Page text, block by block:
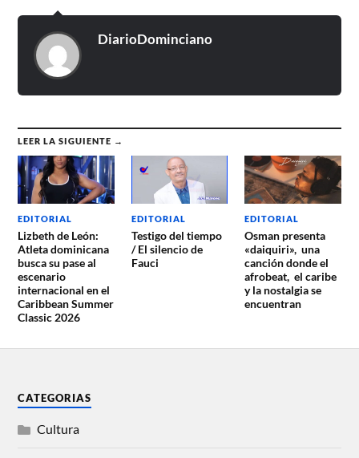
DiarioDominciano
LEER LA SIGUIENTE →
EDITORIAL
Lizbeth de León:
Atleta dominicana
busca su pase al
escenario
internacional en el
Caribbean Summer
Classic 2026
EDITORIAL
Testigo del tiempo
/ El silencio de
Fauci
EDITORIAL
Osman presenta
«daiquiri», una
canción donde el
afrobeat, el caribe
y la nostalgia se
encuentran
CATEGORIAS
Cultura